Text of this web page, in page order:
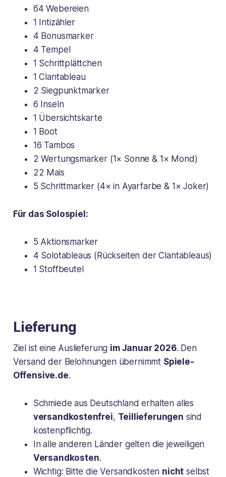
64 Webereien
1 Intizähler
4 Bonusmarker
4 Tempel
1 Schrittplättchen
1 Clantableau
2 Siegpunktmarker
6 Inseln
1 Übersichtskarte
1 Boot
16 Tambos
2 Wertungsmarker (1× Sonne & 1× Mond)
22 Mais
5 Schrittmarker (4× in Ayarfarbe & 1× Joker)
Für das Solospiel:
5 Aktionsmarker
4 Solotableaus (Rückseiten der Clantableaus)
1 Stoffbeutel
Lieferung
Ziel ist eine Auslieferung im Januar 2026. Den
Versand der Belohnungen übernimmt Spiele-
Offensive.de.
Schmiede aus Deutschland erhalten alles
versandkostenfrei, Teillieferungen sind
kostenpflichtig.
In alle anderen Länder gelten die jeweiligen
Versandkosten.
Wichtig: Bitte die Versandkosten nicht selbst